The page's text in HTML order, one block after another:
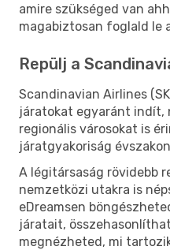
amire szükséged van
magabiztosan foglald le
Repülj a
Scandinavian Airlines
járatokat egyaránt indít,
regionális városokat is
járatgyakoriság
A légitársaság rövidebb
nemzetközi utakra is
eDreamsen
járatait,
megnézheted, mi